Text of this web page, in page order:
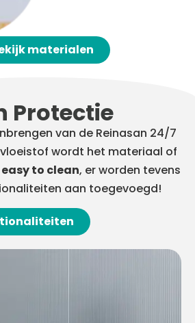
materialen
Protectie
van de Reinasan 24/7
wordt het materiaal of
easy to clean, er worden tevens
aan toegevoegd!